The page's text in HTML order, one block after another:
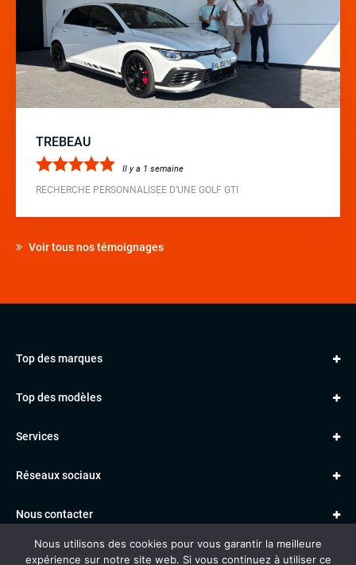
TREBEAU
Il y a 1 semaine
RECHERCHE PERSONNALISEE D’UNE GOLF GTI
Voir tous nos témoignages
Top des marques
VOLKSWAGEN
BMW
Top des modèles
Classe A
A3
Services
Le garage TBV
Location TBV
Réseaux sociaux
Nous contacter
Données personnelles Mentions légales
Voitures vendues
Nous utilisons des cookies pour vous garantir la meilleure
expérience sur notre site web. Si vous continuez à utiliser ce